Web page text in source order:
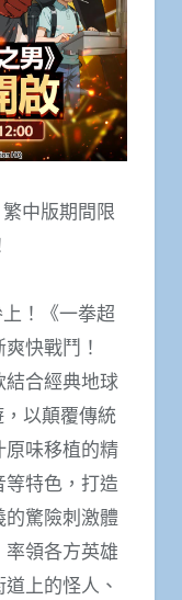
中版期間限
！《一拳超
快戰鬥！
結合經典地球
以顛覆傳統
原味移植的精
特色，打造
驚險刺激體
領各方英雄
上的怪人、